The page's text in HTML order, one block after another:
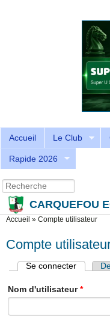
Accueil Le Club
Rapide 2026
Formulaire de
Recherche
CARQUEFOU
Vous êtes ici
Accueil » Compte utilisateur
Compte
Onglets principaux
Se connecter (onglet
Nom d'utilisateur *